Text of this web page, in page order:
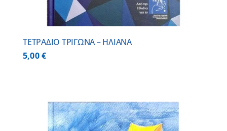
ΤΕΤΡΑΔΙΟ ΤΡΙΓΩΝΑ – ΗΛΙΑΝΑ
5,00€